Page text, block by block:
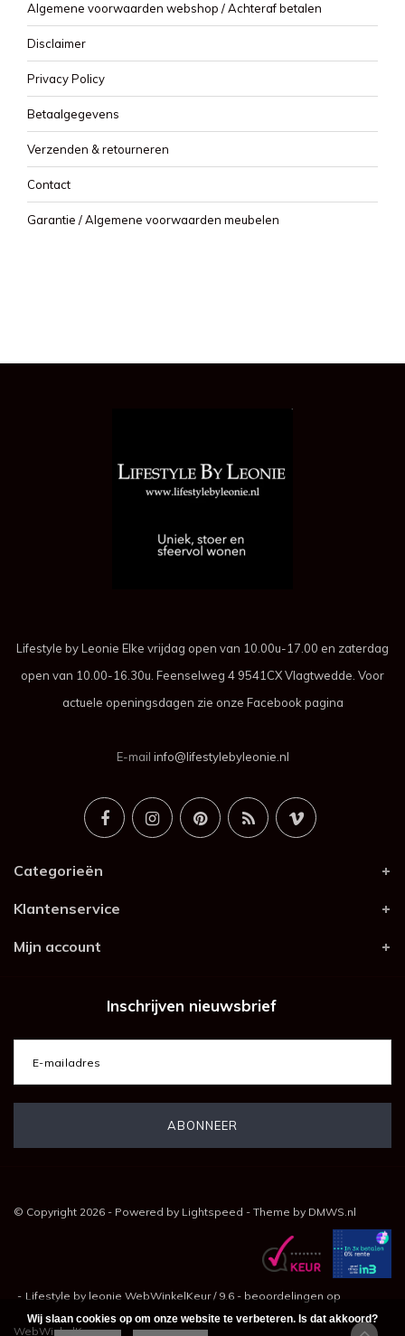
Algemene voorwaarden webshop / Achteraf betalen
Disclaimer
Privacy Policy
Betaalgegevens
Verzenden & retourneren
Contact
Garantie / Algemene voorwaarden meubelen
Lifestyle by Leonie Elke vrijdag open van 10.00u-17.00 en zaterdag
open van 10.00-16.30u. Feenselweg 4 9541CX Vlagtwedde. Voor
actuele openingsdagen zie onze Facebook pagina
E-mail info@lifestylebyleonie.nl
Categorieën
Klantenservice
Mijn account
Inschrijven nieuwsbrief
© Copyright 2026 - Powered by Lightspeed - Theme by DMWS.nl
- Lifestyle by leonie WebWinkelKeur/ 9.6 - beoordelingen op
WebWinkelKeur
Wij slaan cookies op om onze website te verbeteren. Is dat akkoord?